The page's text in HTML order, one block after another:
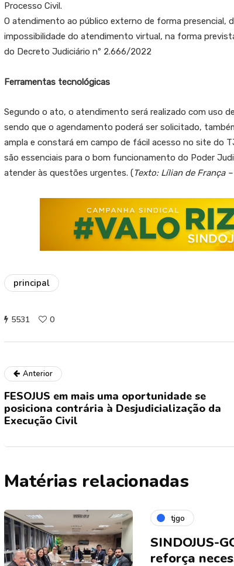
Processo Civil.
O atendimento ao público externo de forma presencial,
impossibilidade do atendimento virtual, na forma
do Decreto Judiciário nº 2.666/2022
Ferramentas tecnológicas
Segundo o ato, o atendimento será realizado com uso
sendo que o agendamento poderá ser solicitado,
ampla e constará em campo de fácil acesso no site do
são essenciais para o bom funcionamento do Poder
atender às questões urgentes. (Texto: Lílian de França
principal
5531 0
Anterior
FESOJUS em mais uma oportunidade se
posiciona contrária à Desjudicialização da
Execução Civil
Matérias relacionadas
tjgo
SINDOJUS-
reforça